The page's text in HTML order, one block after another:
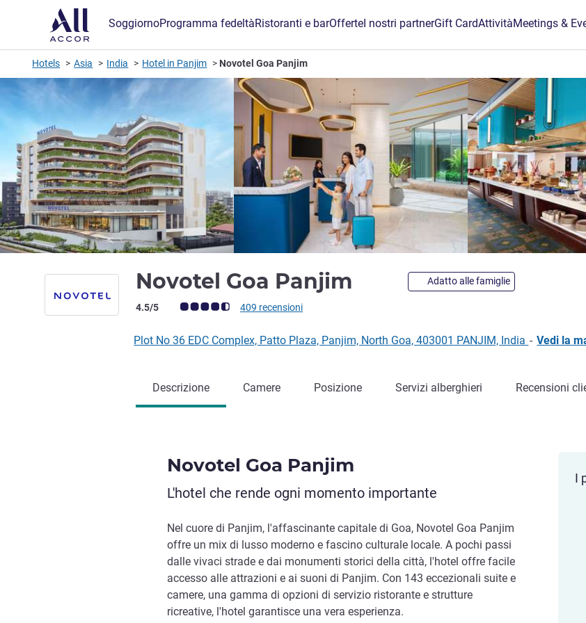
SoggiornoProgramma fedeltàRistoranti e barOfferteI nostri partnerGift CardAttivitàMeetings &
Hotels Asia India Hotel in Panjim Novotel Goa Panjim
Novotel Goa Panjim 5 stelleAdatto alle famiglie
Giudizio clienti (Valutazione ALL)
4.5/5 409 recensioni
Plot No 36 EDC Complex, Patto Plaza, Panjim, North Goa, 403001 PANJIM, India - Vedi la
Descrizione Camere Posizione Servizi alberghieri Recensioni
Novotel Goa Panjim
L'hotel che rende ogni momento importante
Nel cuore di Panjim, l'affascinante capitale di Goa, Novotel Goa Panjim
offre un mix di lusso moderno e fascino culturale locale. A pochi passi
dalle vivaci strade e dai monumenti storici della città, l'hotel offre facile
accesso alle attrazioni e ai suoni di Panjim. Con 143 eccezionali suite e
camere, una gamma di opzioni di servizio ristorante e strutture
ricreative, l'hotel garantisce una vera esperienza.
I